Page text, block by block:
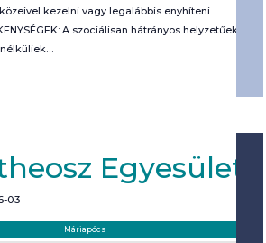
kezelni vagy legalábbis enyhíteni
A szociálisan hátrányos helyzetűek
Egyesület
03
Máriapócs